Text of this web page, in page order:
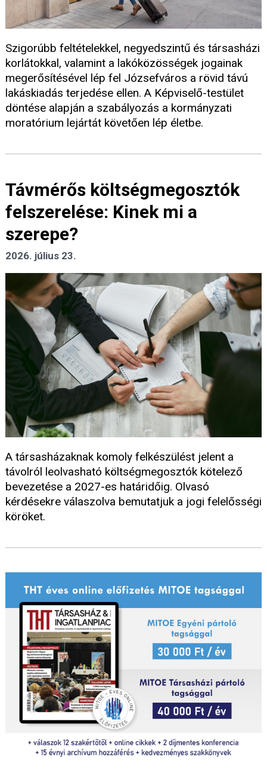
Szigorúbb feltételekkel, negyedszintű és társasházi
korlátokkal, valamint a lakóközösségek jogainak
megerősítésével lép fel Józsefváros a rövid távú
lakáskiadás terjedése ellen. A Képviselő-testület
döntése alapján a szabályozás a kormányzati
moratórium lejártát követően lép életbe.
Távmérős költségmegosztók
felszerelése: Kinek mi a
szerepe?
2026. július 23.
A társasházaknak komoly felkészülést jelent a
távolról leolvasható költségmegosztók kötelező
bevezetése a 2027-es határidőig. Olvasó
kérdésekre válaszolva bemutatjuk a jogi felelősségi
köröket.